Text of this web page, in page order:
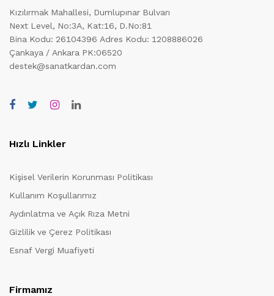
Kızılırmak Mahallesi, Dumlupınar Bulvarı
Next Level, No:3A, Kat:16, D.No:81
Bina Kodu: 26104396 Adres Kodu: 1208886026
Çankaya / Ankara PK:06520
destek@sanatkardan.com
Hızlı Linkler
Kişisel Verilerin Korunması Politikası
Kullanım Koşullarımız
Aydınlatma ve Açık Rıza Metni
Gizlilik ve Çerez Politikası
Esnaf Vergi Muafiyeti
Firmamız